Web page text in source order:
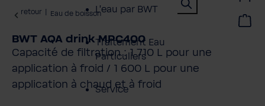
L'eau par BWT
Traitement Eau
Particuliers
Service
retour Eau de boisson
BWT AQA drink MPC400
Capacité de filtration : 1 710 L pour une
application à froid / 1 600 L pour une
application à chaud et à froid